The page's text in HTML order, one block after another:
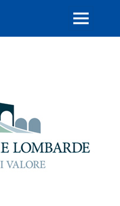
MENU